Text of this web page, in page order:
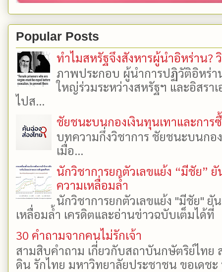
Popular Posts
ทำไมสหรัฐจึงสังหารผู้นำอิหร่าน?
ภาพประกอบ ผู้นำการปฏิวัติอิหร่า
ใหญ่ร่วมระหว่างสหรัฐฯ และอิสรา
ไปส...
ชัยชนะบนกองเงินทุนเทาและการ
บทความกึ่งวิชาการ ชัยชนะบนกอ
เมื่อ...
นักวิชาการยกตัวเลขแย้ง “มีชัย”
ความเหลื่อมล้ำ
นักวิชาการยกตัวเลขแย้ง "มีชัย"
เหลื่อมล้ำ เครดิตและอ่านข่าวฉบับเต็มได้
30 คำถามจากคนไม่รักเจ้า
สามสิบคำถาม เกี่ยวกับสถาบันกษัตริย์ไทย
ดิน รักไทย มหาวิทยาลัยประชาชน ขอเดช